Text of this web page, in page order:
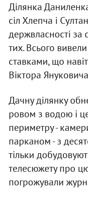
Ділянка
сіл Хлепча і
держвласності
тих. Всього
ставками, що
Віктора
Дачну ділянку
ровом з водою і
периметру -
парканом - з
тільки
телесюжету про
погрожували